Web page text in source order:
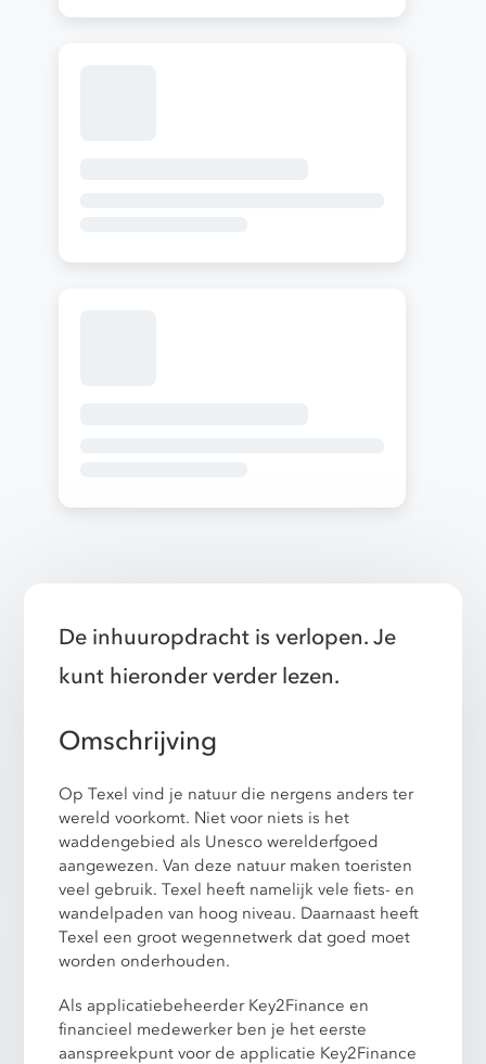
De inhuuropdracht is verlopen. Je
kunt hieronder verder lezen.
Omschrijving
Op Texel vind je natuur die nergens anders ter
wereld voorkomt. Niet voor niets is het
waddengebied als Unesco werelderfgoed
aangewezen. Van deze natuur maken toeristen
veel gebruik. Texel heeft namelijk vele fiets- en
wandelpaden van hoog niveau. Daarnaast heeft
Texel een groot wegennetwerk dat goed moet
worden onderhouden.
Als applicatiebeheerder Key2Finance en
financieel medewerker ben je het eerste
aanspreekpunt voor de applicatie Key2Finance